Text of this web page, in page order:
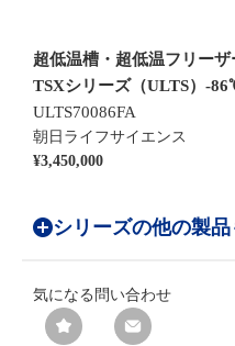
超低温槽・超低温フリーザ
TSXシリーズ（ULTS）-
ULTS70086FA
朝日ライフサイエンス
¥3,450,000
シリーズの他の製品
気になる 問い合わせ